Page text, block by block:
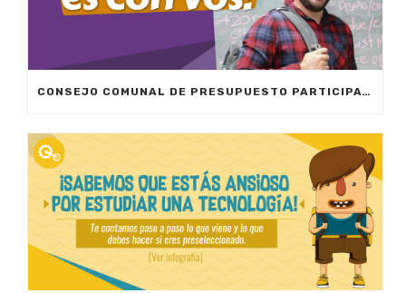
CONSEJO COMUNAL DE PRESUPUESTO PARTICIPATIVO